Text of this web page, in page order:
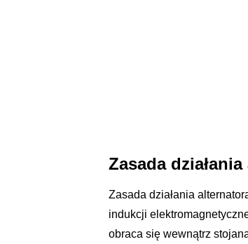
Zasada
Zasada działania
indukcji
obraca się wewnątrz